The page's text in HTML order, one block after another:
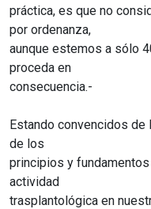
práctica, es que no
por ordenanza,
aunque estemos a sólo
proceda en
consecuencia.-
Estando convencidos de
de los
principios y
actividad
trasplantológica en